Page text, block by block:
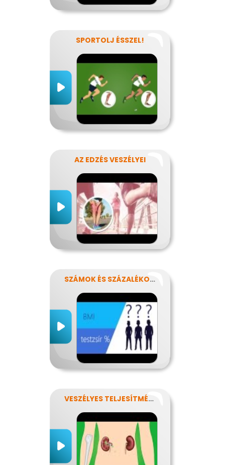
SPORTOLJ ÉSSZEL!
AZ EDZÉS VESZÉLYEI
SZÁMOK ÉS SZÁZALÉKOK REJTELMEI
VESZÉLYES TELJESÍTMÉNY